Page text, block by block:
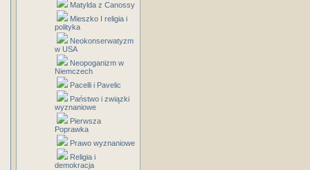
Matylda z Canossy
Mieszko I religia i
polityka
Neokonserwatyzm
w USA
Neopoganizm w
Niemczech
Pacelli i Pavelic
Państwo i związki
wyznaniowe
Pierwsza
Poprawka
Prawo wyznaniowe
Religia i
demokracja